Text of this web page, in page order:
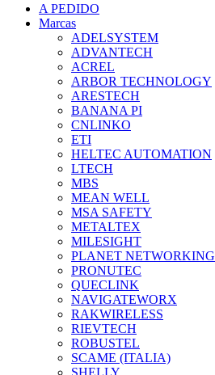
A PEDIDO
Marcas
ADELSYSTEM
ADVANTECH
ACREL
ARBOR TECHNOLOGY
ARESTECH
BANANA PI
CNLINKO
ETI
HELTEC AUTOMATION
LTECH
MBS
MEAN WELL
MSA SAFETY
METALTEX
MILESIGHT
PLANET NETWORKING
PRONUTEC
QUECLINK
NAVIGATEWORX
RAKWIRELESS
RIEVTECH
ROBUSTEL
SCAME (ITALIA)
SHELLY